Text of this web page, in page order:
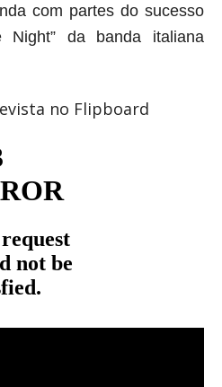
com partes do sucesso
no Flipboard